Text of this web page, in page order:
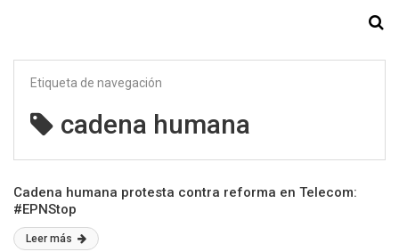
Etiqueta de navegación
cadena humana
Cadena humana protesta contra reforma en Telecom:
#EPNStop
Leer más